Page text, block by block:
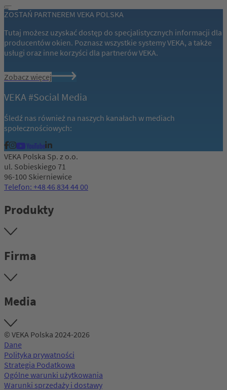
ZOSTAŃ PARTNEREM VEKA POLSKA
Tutaj możesz uzyskać dostęp do specjalistycznych informacji dla
producentów okien. Poznasz wszystkie systemy VEKA, a także
usługi oraz inne korzyści dla partnerów VEKA.
Zobacz więcej
VEKA #Social Media
Śledź nas również na naszych kanałach w mediach
społecznościowych:
VEKA Polska Sp. z o.o.
ul. Sobieskiego 71
96-100 Skierniewice
Telefon: +48 46 834 44 00
Produkty
Firma
Media
© VEKA Polska 2024-2026
Dane
Polityka prywatności
Strategia Podatkowa
Ogólne warunki użytkowania
Warunki sprzedaży i dostawy